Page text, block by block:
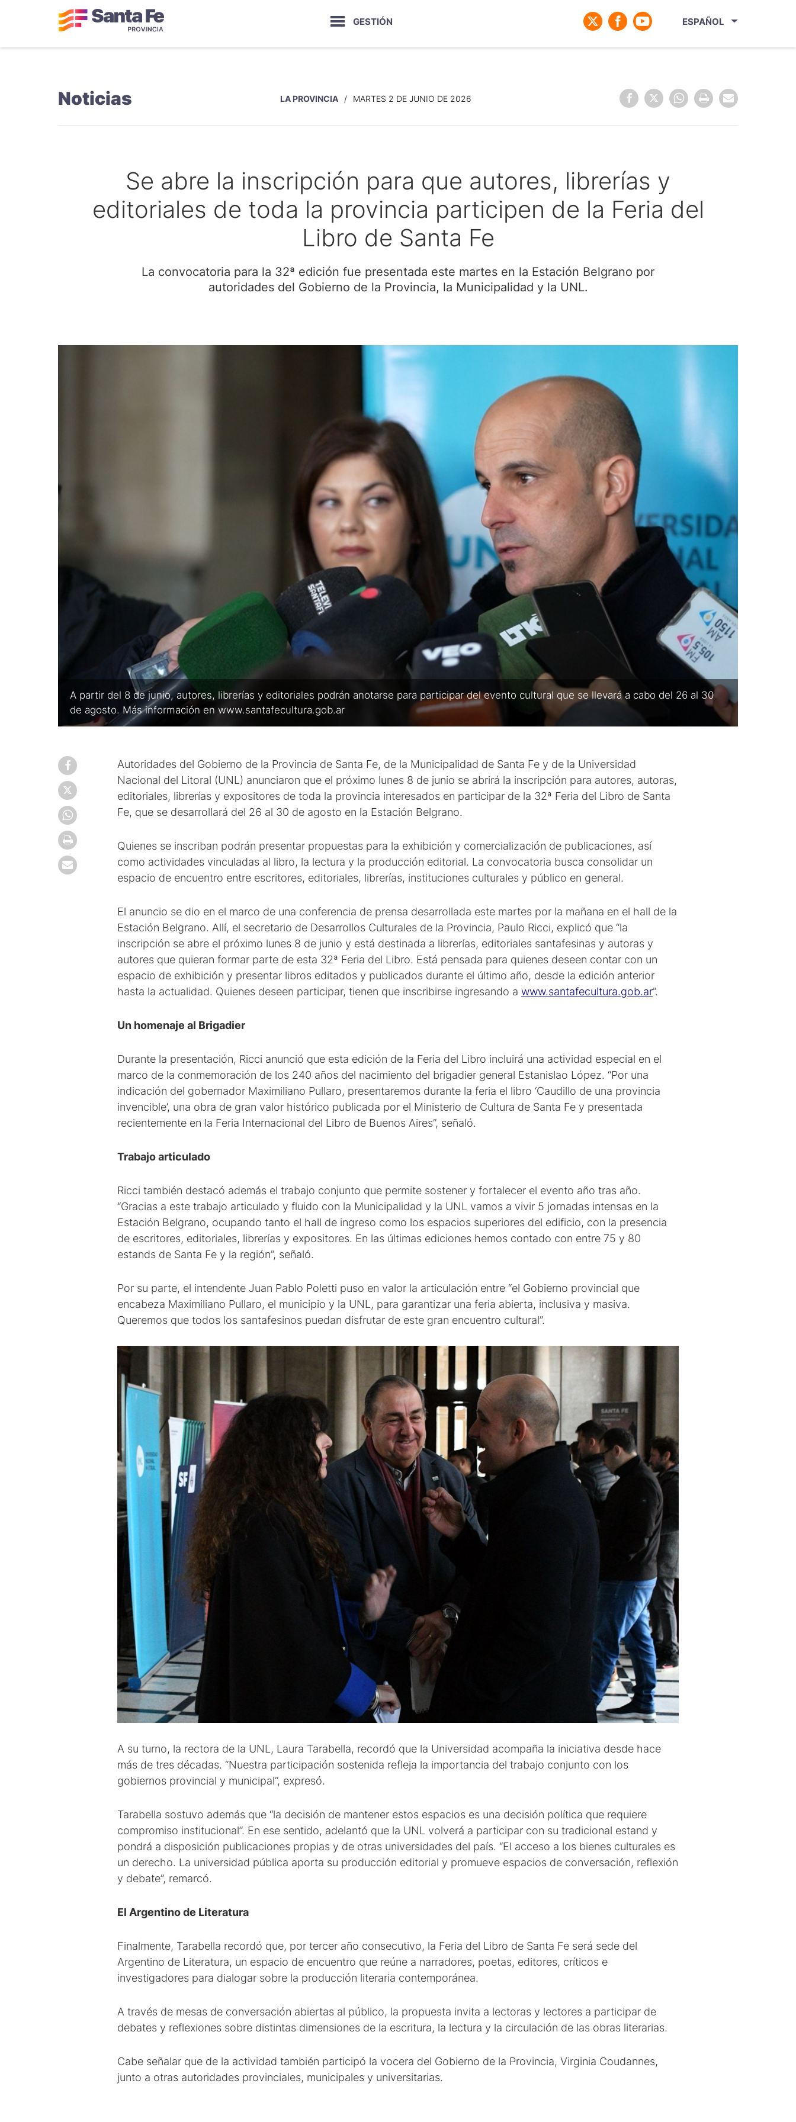
GESTIÓN ESPAÑOL
Noticias LA PROVINCIA MARTES 2 DE JUNIO DE 2026
Se abre la inscripción para que autores, librerías y
editoriales de toda la provincia participen de la Feria del
Libro de Santa Fe
La convocatoria para la 32ª edición fue presentada este martes en la Estación Belgrano por
autoridades del Gobierno de la Provincia, la Municipalidad y la UNL.
A partir del 8 de junio, autores, librerías y editoriales podrán anotarse para participar del evento cultural que se llevará a cabo del 26 al 30
de agosto. Más información en www.santafecultura.gob.ar
Autoridades del Gobierno de la Provincia de Santa Fe, de la Municipalidad de Santa Fe y de la Universidad
Nacional del Litoral (UNL) anunciaron que el próximo lunes 8 de junio se abrirá la inscripción para autores, autoras,
editoriales, librerías y expositores de toda la provincia interesados en participar de la 32ª Feria del Libro de Santa
Fe, que se desarrollará del 26 al 30 de agosto en la Estación Belgrano.
Quienes se inscriban podrán presentar propuestas para la exhibición y comercialización de publicaciones, así
como actividades vinculadas al libro, la lectura y la producción editorial. La convocatoria busca consolidar un
espacio de encuentro entre escritores, editoriales, librerías, instituciones culturales y público en general.
El anuncio se dio en el marco de una conferencia de prensa desarrollada este martes por la mañana en el hall de la
Estación Belgrano. Allí, el secretario de Desarrollos Culturales de la Provincia, Paulo Ricci, explicó que “la
inscripción se abre el próximo lunes 8 de junio y está destinada a librerías, editoriales santafesinas y autoras y
autores que quieran formar parte de esta 32ª Feria del Libro. Está pensada para quienes deseen contar con un
espacio de exhibición y presentar libros editados y publicados durante el último año, desde la edición anterior
hasta la actualidad. Quienes deseen participar, tienen que inscribirse ingresando a www.santafecultura.gob.ar”.
Un homenaje al Brigadier
Durante la presentación, Ricci anunció que esta edición de la Feria del Libro incluirá una actividad especial en el
marco de la conmemoración de los 240 años del nacimiento del brigadier general Estanislao López. “Por una
indicación del gobernador Maximiliano Pullaro, presentaremos durante la feria el libro ‘Caudillo de una provincia
invencible’, una obra de gran valor histórico publicada por el Ministerio de Cultura de Santa Fe y presentada
recientemente en la Feria Internacional del Libro de Buenos Aires”, señaló.
Trabajo articulado
Ricci también destacó además el trabajo conjunto que permite sostener y fortalecer el evento año tras año.
“Gracias a este trabajo articulado y fluido con la Municipalidad y la UNL vamos a vivir 5 jornadas intensas en la
Estación Belgrano, ocupando tanto el hall de ingreso como los espacios superiores del edificio, con la presencia
de escritores, editoriales, librerías y expositores. En las últimas ediciones hemos contado con entre 75 y 80
estands de Santa Fe y la región”, señaló.
Por su parte, el intendente Juan Pablo Poletti puso en valor la articulación entre “el Gobierno provincial que
encabeza Maximiliano Pullaro, el municipio y la UNL, para garantizar una feria abierta, inclusiva y masiva.
Queremos que todos los santafesinos puedan disfrutar de este gran encuentro cultural”.
A su turno, la rectora de la UNL, Laura Tarabella, recordó que la Universidad acompaña la iniciativa desde hace
más de tres décadas. “Nuestra participación sostenida refleja la importancia del trabajo conjunto con los
gobiernos provincial y municipal”, expresó.
Tarabella sostuvo además que “la decisión de mantener estos espacios es una decisión política que requiere
compromiso institucional”. En ese sentido, adelantó que la UNL volverá a participar con su tradicional estand y
pondrá a disposición publicaciones propias y de otras universidades del país. “El acceso a los bienes culturales es
un derecho. La universidad pública aporta su producción editorial y promueve espacios de conversación, reflexión
y debate”, remarcó.
El Argentino de Literatura
Finalmente, Tarabella recordó que, por tercer año consecutivo, la Feria del Libro de Santa Fe será sede del
Argentino de Literatura, un espacio de encuentro que reúne a narradores, poetas, editores, críticos e
investigadores para dialogar sobre la producción literaria contemporánea.
A través de mesas de conversación abiertas al público, la propuesta invita a lectoras y lectores a participar de
debates y reflexiones sobre distintas dimensiones de la escritura, la lectura y la circulación de las obras literarias.
Cabe señalar que de la actividad también participó la vocera del Gobierno de la Provincia, Virginia Coudannes,
junto a otras autoridades provinciales, municipales y universitarias.